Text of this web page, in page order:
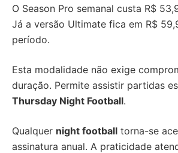
O Season Pro semanal custa R$
Já a versão Ultimate fica em R$
período.
Esta modalidade não exige
duração. Permite assistir partidas
Thursday Night Football.
Qualquer night football torna-se
assinatura anual. A praticidade